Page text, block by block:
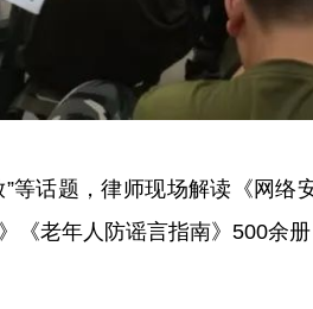
话题，律师现场解读《网络
《老年人防谣言指南》500余